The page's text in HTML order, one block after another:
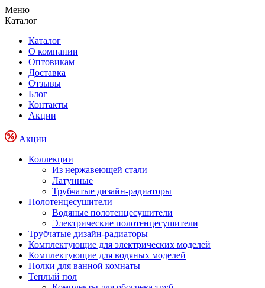
Меню
Каталог
Каталог
О компании
Оптовикам
Доставка
Отзывы
Блог
Контакты
Акции
Акции
Коллекции
Из нержавеющей стали
Латунные
Трубчатые дизайн-радиаторы
Полотенцесушители
Водяные полотенцесушители
Электрические полотенцесушители
Трубчатые дизайн-радиаторы
Комплектующие для электрических моделей
Комплектующие для водяных моделей
Полки для ванной комнаты
Теплый пол